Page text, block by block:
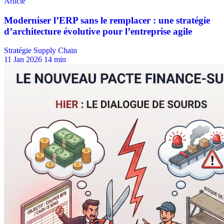
Stratégie Supply Chain
11 Jan 2026 14 min